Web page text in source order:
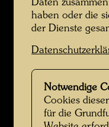
Daten
haben oder die
der Dienste
Notwendige
Cookies
für die